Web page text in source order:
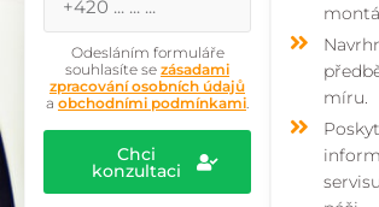
Odesláním formuláře
souhlasíte se zásadami
zpracování osobních údajů
a obchodními podmínkami
Chci
konzultaci
míru.